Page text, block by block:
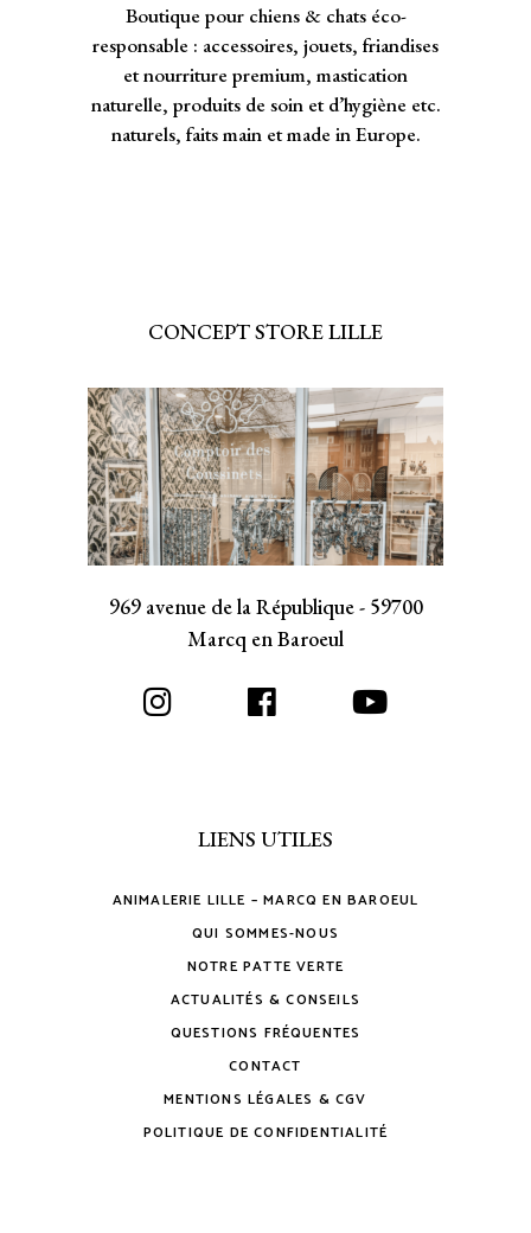
Boutique pour chiens & chats éco-
responsable : accessoires, jouets, friandises
et nourriture premium, mastication
naturelle, produits de soin et d’hygiène etc.
naturels, faits main et made in Europe.
CONCEPT STORE LILLE
969 avenue de la République - 59700
Marcq en Baroeul
LIENS UTILES
ANIMALERIE LILLE – MARCQ EN BAROEUL
QUI SOMMES-NOUS
NOTRE PATTE VERTE
ACTUALITÉS & CONSEILS
QUESTIONS FRÉQUENTES
CONTACT
MENTIONS LÉGALES & CGV
POLITIQUE DE CONFIDENTIALITÉ